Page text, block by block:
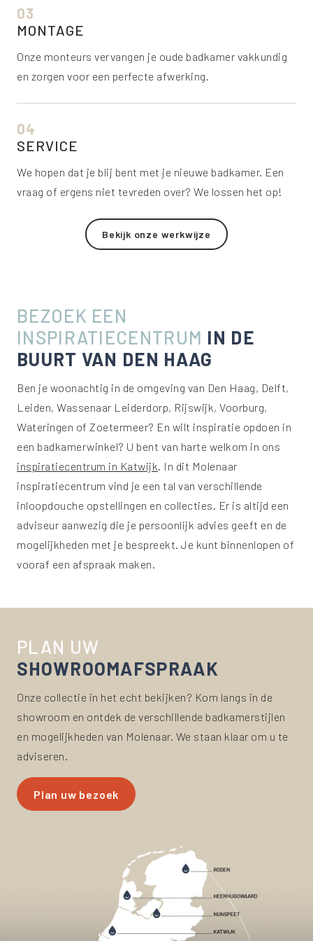
03
MONTAGE
Onze monteurs vervangen je oude badkamer vakkundig
en zorgen voor een perfecte afwerking.
04
SERVICE
We hopen dat je blij bent met je nieuwe badkamer. Een
vraag of ergens niet tevreden over? We lossen het op!
Bekijk onze werkwijze
BEZOEK EEN
INSPIRATIECENTRUM IN DE
BUURT VAN DEN HAAG
Ben je woonachtig in de omgeving van Den Haag, Delft,
Leiden, Wassenaar Leiderdorp, Rijswijk, Voorburg,
Wateringen of Zoetermeer? En wilt inspiratie opdoen in
een badkamerwinkel? U bent van harte welkom in ons
inspiratiecentrum in Katwijk. In dit Molenaar
inspiratiecentrum vind je een tal van verschillende
inloopdouche opstellingen en collecties. Er is altijd een
adviseur aanwezig die je persoonlijk advies geeft en de
mogelijkheden met je bespreekt. Je kunt binnenlopen of
vooraf een afspraak maken.
PLAN UW
SHOWROOMAFSPRAAK
Onze collectie in het echt bekijken? Kom langs in de
showroom en ontdek de verschillende badkamerstijlen
en mogelijkheden van Molenaar. We staan klaar om u te
adviseren.
Plan uw bezoek